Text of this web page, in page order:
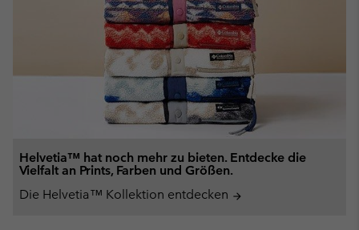
Helvetia™ hat noch mehr zu bieten. Entdecke die
Vielfalt an Prints, Farben und Größen.
Die Helvetia™ Kollektion entdecken arrow_forward